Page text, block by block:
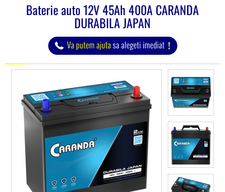
Baterie auto 12V 45Ah 400A CARANDA
DURABILA JAPAN